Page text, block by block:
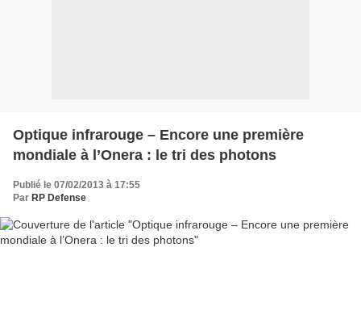
Optique infrarouge – Encore une première
mondiale à l’Onera : le tri des photons
Publié le 07/02/2013 à 17:55
Par RP Defense